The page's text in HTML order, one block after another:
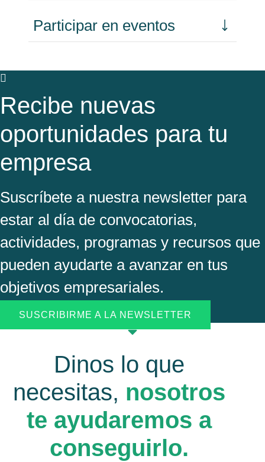
Participar en eventos
Recibe nuevas
oportunidades para tu
empresa
Suscríbete a nuestra newsletter para
estar al día de convocatorias,
actividades, programas y recursos que
pueden ayudarte a avanzar en tus
objetivos empresariales.
SUSCRIBIRME A LA NEWSLETTER
Dinos lo que
necesitas, nosotros
te ayudaremos a
conseguirlo.